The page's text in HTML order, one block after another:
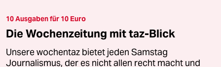
10 Ausgaben für 10 Euro
Die Wochenzeitung mit taz-Blick
Unsere wochentaz bietet jeden Samstag
Journalismus, der es nicht allen recht macht und